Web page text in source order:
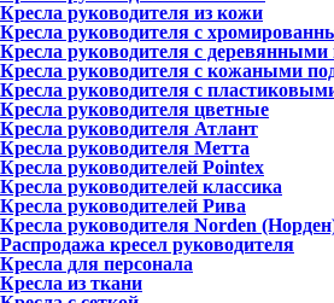
Кресла руководителя из кожи
Кресла руководителя с
Кресла руководителя с
Кресла руководителя с кожаными
Кресла руководителя с
Кресла руководителя цветные
Кресла руководителя Атлант
Кресла рyководителя Метта
Кресла руководителей Pointex
Кресла руководителей классика
Кресла руководителей Рива
Кресла руководителя Norden
Распродажа кресел руководителя
Кресла для персонала
Кресла из ткани